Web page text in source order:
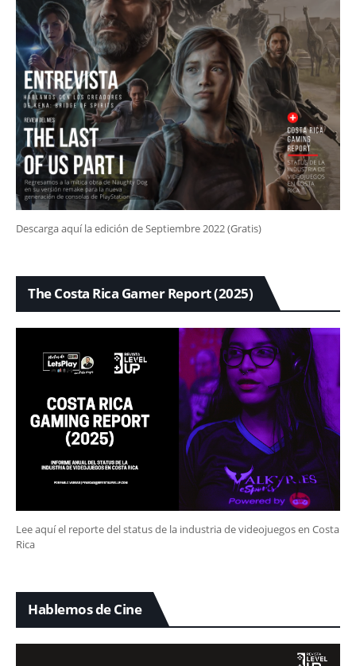
Descarga aquí la edición de Septiembre 2022 (Gratis)
The Costa Rica Gamer Report (2025)
Lee aquí el reporte del status de la industria de videojuegos en Costa
Rica
Hablemos de Cine